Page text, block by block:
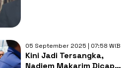
05 September 2025 | 07:58 WIB
Kini Jadi Tersangka,
Nadiem Makarim Dicap